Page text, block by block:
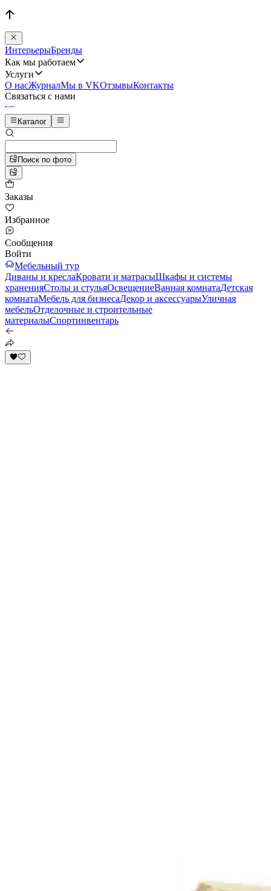
ИнтерьерыБренды
Как мы работаем
Услуги
О насЖурналМы в VKОтзывыКонтакты
Связаться с нами
Каталог
Поиск по фото
Заказы
Избранное
Сообщения
Войти
Мебельный тур
Диваны и креслаКровати и матрасыШкафы и системы
храненияСтолы и стульяОсвещениеВанная комнатаДетская
комнатаМебель для бизнесаДекор и аксессуарыУличная
мебельОтделочные и строительные
материалыСпортинвентарь